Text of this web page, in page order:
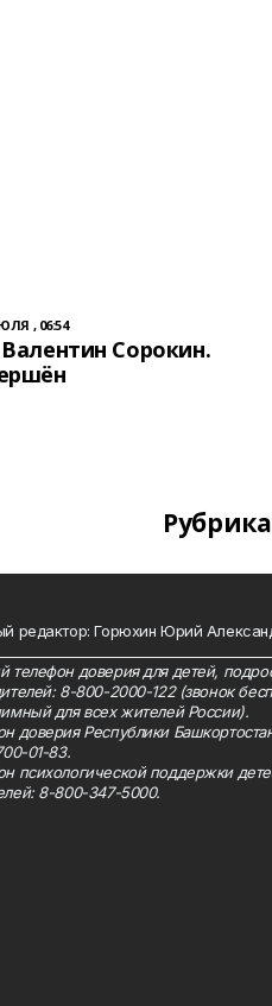
, 06:54
Сорокин.
редактор: Горюхин Юрий
телефон доверия для детей,
8-800-2000-122 (звонок
для всех жителей России).
доверия Республики
01-83.
психологической поддержки
8-800-347-5000.